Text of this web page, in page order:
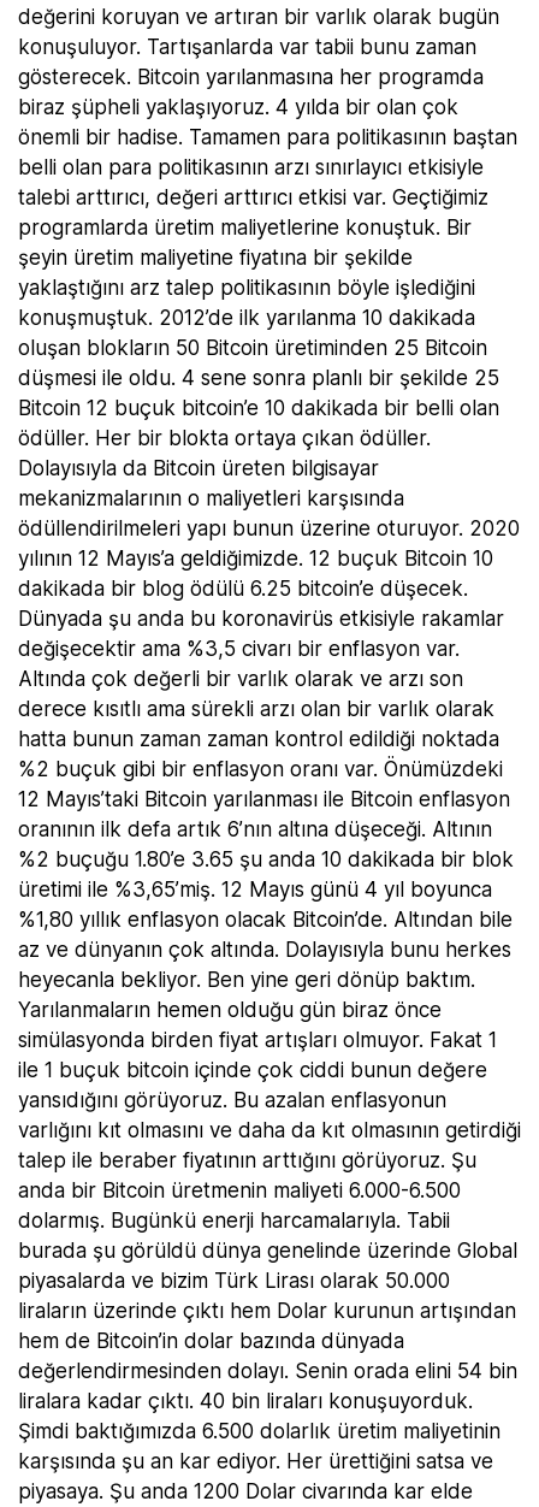
değerini koruyan ve artıran bir varlık olarak bugün
konuşuluyor. Tartışanlarda var tabii bunu zaman
gösterecek. Bitcoin yarılanmasına her programda
biraz şüpheli yaklaşıyoruz. 4 yılda bir olan çok
önemli bir hadise. Tamamen para politikasının baştan
belli olan para politikasının arzı sınırlayıcı etkisiyle
talebi arttırıcı, değeri arttırıcı etkisi var. Geçtiğimiz
programlarda üretim maliyetlerine konuştuk. Bir
şeyin üretim maliyetine fiyatına bir şekilde
yaklaştığını arz talep politikasının böyle işlediğini
konuşmuştuk. 2012’de ilk yarılanma 10 dakikada
oluşan blokların 50 Bitcoin üretiminden 25 Bitcoin
düşmesi ile oldu. 4 sene sonra planlı bir şekilde 25
Bitcoin 12 buçuk bitcoin’e 10 dakikada bir belli olan
ödüller. Her bir blokta ortaya çıkan ödüller.
Dolayısıyla da Bitcoin üreten bilgisayar
mekanizmalarının o maliyetleri karşısında
ödüllendirilmeleri yapı bunun üzerine oturuyor. 2020
yılının 12 Mayıs’a geldiğimizde. 12 buçuk Bitcoin 10
dakikada bir blog ödülü 6.25 bitcoin’e düşecek.
Dünyada şu anda bu koronavirüs etkisiyle rakamlar
değişecektir ama %3,5 civarı bir enflasyon var.
Altında çok değerli bir varlık olarak ve arzı son
derece kısıtlı ama sürekli arzı olan bir varlık olarak
hatta bunun zaman zaman kontrol edildiği noktada
%2 buçuk gibi bir enflasyon oranı var. Önümüzdeki
12 Mayıs’taki Bitcoin yarılanması ile Bitcoin enflasyon
oranının ilk defa artık 6’nın altına düşeceği. Altının
%2 buçuğu 1.80’e 3.65 şu anda 10 dakikada bir blok
üretimi ile %3,65’miş. 12 Mayıs günü 4 yıl boyunca
%1,80 yıllık enflasyon olacak Bitcoin’de. Altından bile
az ve dünyanın çok altında. Dolayısıyla bunu herkes
heyecanla bekliyor. Ben yine geri dönüp baktım.
Yarılanmaların hemen olduğu gün biraz önce
simülasyonda birden fiyat artışları olmuyor. Fakat 1
ile 1 buçuk bitcoin içinde çok ciddi bunun değere
yansıdığını görüyoruz. Bu azalan enflasyonun
varlığını kıt olmasını ve daha da kıt olmasının getirdiği
talep ile beraber fiyatının arttığını görüyoruz. Şu
anda bir Bitcoin üretmenin maliyeti 6.000-6.500
dolarmış. Bugünkü enerji harcamalarıyla. Tabii
burada şu görüldü dünya genelinde üzerinde Global
piyasalarda ve bizim Türk Lirası olarak 50.000
liraların üzerinde çıktı hem Dolar kurunun artışından
hem de Bitcoin’in dolar bazında dünyada
değerlendirmesinden dolayı. Senin orada elini 54 bin
liralara kadar çıktı. 40 bin liraları konuşuyorduk.
Şimdi baktığımızda 6.500 dolarlık üretim maliyetinin
karşısında şu an kar ediyor. Her ürettiğini satsa ve
piyasaya. Şu anda 1200 Dolar civarında kar elde